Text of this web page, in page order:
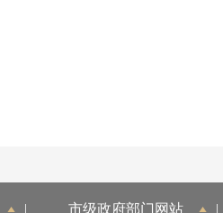
| 市级政府部门网站 |